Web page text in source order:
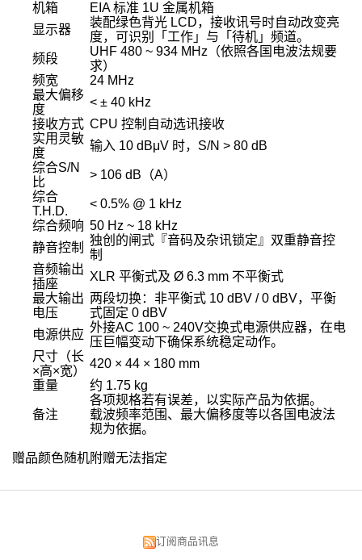
机箱
EIA 标准 1U 金属机箱
显示器
装配绿色背光 LCD，接收讯号时自动改变亮
度，可识别「工作」与「待机」频道。
频段
UHF 480 ~ 934 MHz（依照各国电波法规要
求）
频宽
24 MHz
最大偏移
度
< ± 40 kHz
接收方式 CPU 控制自动选讯接收
实用灵敏
度
输入 10 dBμV 时，S/N > 80 dB
综合S/N
比
> 106 dB（A）
综合
T.H.D.
< 0.5% @ 1 kHz
综合频响 50 Hz ~ 18 kHz
静音控制
独创的闸式『音码及杂讯锁定』双重静音控
制
音频输出
插座
XLR 平衡式及 Ø 6.3 mm 不平衡式
最大输出
电压
两段切换：非平衡式 10 dBV / 0 dBV，平衡
式固定 0 dBV
电源供应
外接AC 100 ~ 240V交换式电源供应器，在电
压巨幅变动下确保系统稳定动作。
尺寸（长
×高×宽）
420 × 44 × 180 mm
重量
约 1.75 kg
备注
各项规格若有误差，以实际产品为依据。
载波频率范围、最大偏移度等以各国电波法
规为依据。
赠品颜色随机附赠无法指定
订阅商品讯息